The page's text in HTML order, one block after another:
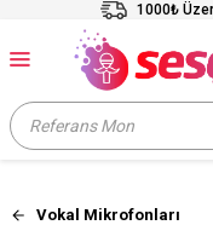
1000₺
Vokal Mikrofonları